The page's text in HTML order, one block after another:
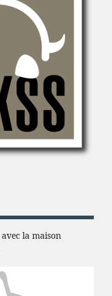
avec la maison